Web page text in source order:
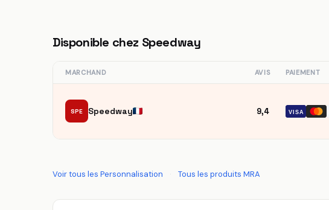
Disponible chez Speedway
MARCHAND AVIS PAIEMENT
SPE Speedway 9,4 VISA
Voir tous les Personnalisation · Tous les produits MRA